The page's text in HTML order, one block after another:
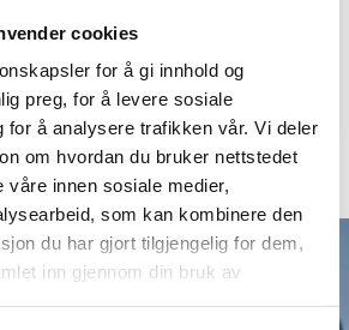
cookies
for å gi innhold og
preg, for å levere sosiale
for å analysere trafikken vår. Vi deler
om hvordan du bruker nettstedet
våre innen sosiale medier,
som kan kombinere den
du har gjort tilgjengelig for dem,
inn gjennom din bruk av
and had a personable
certification process"